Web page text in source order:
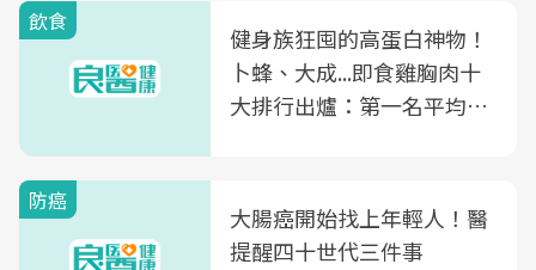
飲食
健身族狂囤的高蛋白神物！
卜蜂、大成...即食雞胸肉十
大排行出爐：第一名平均一
防癌
大腸癌開始找上年輕人！醫
提醒四十世代三件事